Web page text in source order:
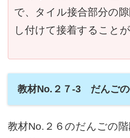
で、タイル接合部分の
し付けて接着することが
教材No.２７-3 だんご
教材No.２６のだんごの